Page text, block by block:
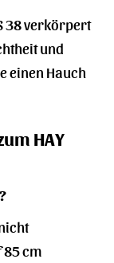
38 verkörpert
und
einen Hauch
HAY
85 cm